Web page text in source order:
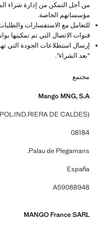
من أجل التمكن من إدارة شراء
مؤسساتهم الخاصة.
للتعامل مع الاستفسارات
قنوات الاتصال التي تم تمكينها
إرسال استطلاعات الجودة التي
"بعد الشراء".
مجتمع
Mango MNG, S.A
DE CALDES)
08184
Palau de Plegamans.
España
A59088948
MANGO France SARL